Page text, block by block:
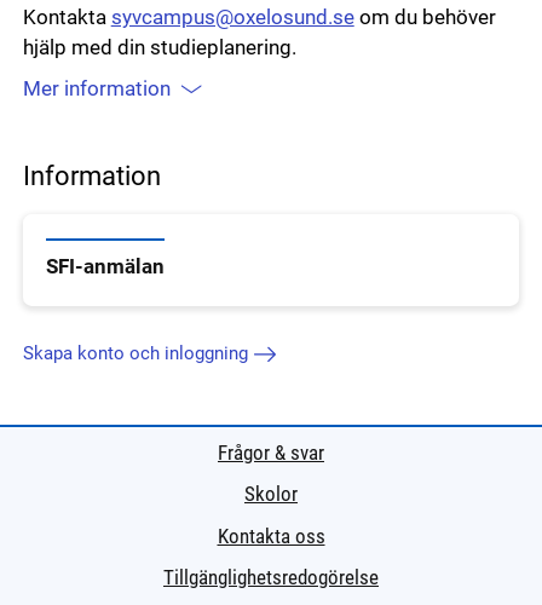
Kontakta syvcampus@oxelosund.seom du behöver
hjälp med din studieplanering.
Mer information
Information
SFI-anmälan
Skapa konto och inloggning
Frågor & svar
Skolor
Kontakta oss
Tillgänglighetsredogörelse